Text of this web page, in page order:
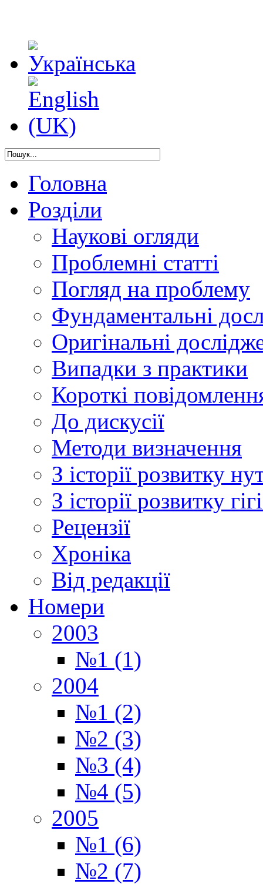
Головна
Розділи
Наукові огляди
Проблемні статті
Погляд на проблему
Фундаментальні
Оригінальні
Випадки з практики
Короткі
До дискусії
Методи визначення
З історії розвитку
З історії розвитку
Рецензії
Хроніка
Від редакції
Номери
2003
№1 (1)
2004
№1 (2)
№2 (3)
№3 (4)
№4 (5)
2005
№1 (6)
№2 (7)